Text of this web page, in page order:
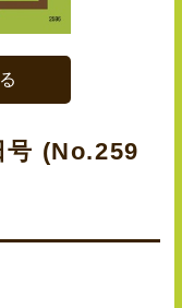
号 (No.259